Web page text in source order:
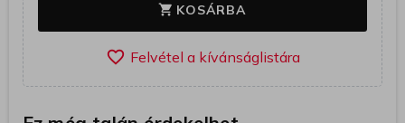
shopping_cart KOSÁRBA
favorite_border